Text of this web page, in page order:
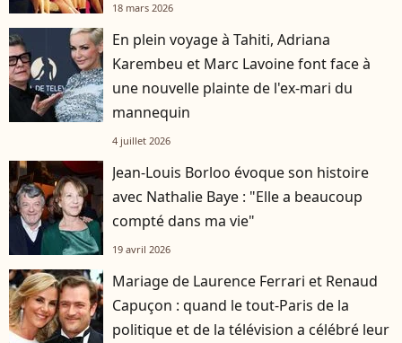
18 mars 2026
En plein voyage à Tahiti, Adriana
Karembeu et Marc Lavoine font face à
une nouvelle plainte de l'ex-mari du
mannequin
4 juillet 2026
Jean-Louis Borloo évoque son histoire
avec Nathalie Baye : "Elle a beaucoup
compté dans ma vie"
19 avril 2026
Mariage de Laurence Ferrari et Renaud
Capuçon : quand le tout-Paris de la
politique et de la télévision a célébré leur